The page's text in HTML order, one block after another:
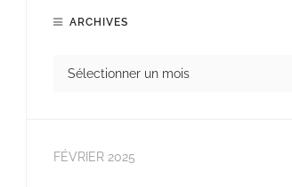
ARCHIVES
FÉVRIER 2025